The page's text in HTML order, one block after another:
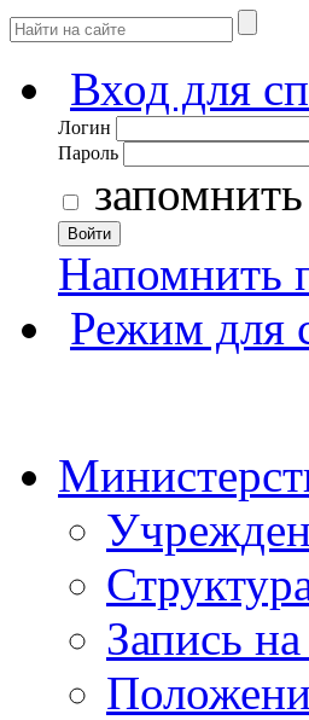
Вход для
Логин
Пароль
Войти
Напомнить
Режим для
Запись